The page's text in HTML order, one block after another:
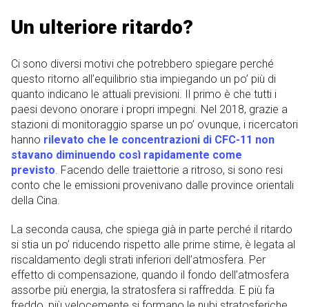
Un ulteriore ritardo?
Ci sono diversi motivi che potrebbero spiegare perché
questo ritorno all’equilibrio stia impiegando un po’ più di
quanto indicano le attuali previsioni. Il primo è che tutti i
paesi devono onorare i propri impegni. Nel 2018, grazie a
stazioni di monitoraggio sparse un po’ ovunque, i ricercatori
hanno rilevato che le concentrazioni di CFC-11 non
stavano diminuendo così rapidamente come
previsto. Facendo delle traiettorie a ritroso, si sono resi
conto che le emissioni provenivano dalle province orientali
della Cina.
La seconda causa, che spiega già in parte perché il ritardo
si stia un po’ riducendo rispetto alle prime stime, è legata al
riscaldamento degli strati inferiori dell’atmosfera. Per
effetto di compensazione, quando il fondo dell’atmosfera
assorbe più energia, la stratosfera si raffredda. E più fa